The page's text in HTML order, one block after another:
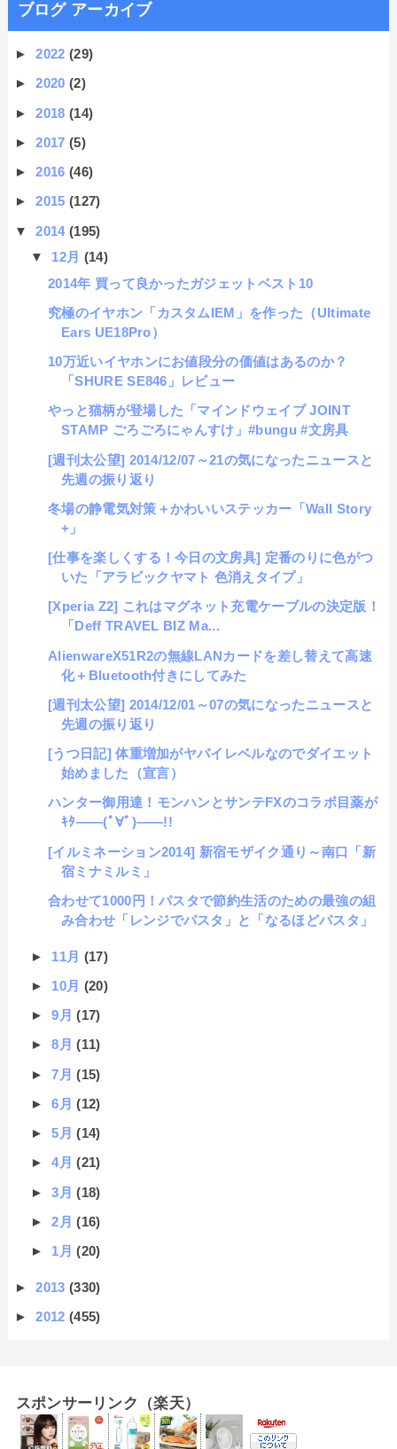
ブログ アーカイブ
►2022(29)
►2020(2)
►2018(14)
►2017(5)
►2016(46)
►2015(127)
▼2014(195)
▼ 12月 (14)
2014年 買って良かったガジェットベスト10
究極のイヤホン「カスタムIEM」を作った（Ultimate
Ears UE18Pro）
10万近いイヤホンにお値段分の価値はあるのか？
「SHURE SE846」レビュー
やっと猫柄が登場した「マインドウェイブ JOINT
STAMP ごろごろにゃんすけ」#bungu #文房具
[週刊太公望] 2014/12/07～21の気になったニュースと
先週の振り返り
冬場の静電気対策＋かわいいステッカー「Wall Story
+」
[仕事を楽しくする！今日の文房具] 定番のりに色がつ
いた「アラビックヤマト 色消えタイプ」
[Xperia Z2] これはマグネット充電ケーブルの決定版！
「Deff TRAVEL BIZ Ma...
AlienwareX51R2の無線LANカードを差し替えて高速
化＋Bluetooth付きにしてみた
[週刊太公望] 2014/12/01～07の気になったニュースと
先週の振り返り
[うつ日記] 体重増加がヤバイレベルなのでダイエット
始めました（宣言）
ハンター御用達！モンハンとサンテFXのコラボ目薬が
ｷﾀ――(ﾟ∀ﾟ)――!!
[イルミネーション2014] 新宿モザイク通り～南口「新
宿ミナミルミ」
合わせて1000円！パスタで節約生活のための最強の組
み合わせ「レンジでパスタ」と「なるほどパスタ」
► 11月 (17)
► 10月 (20)
►9月(17)
►8月(11)
►7月(15)
►6月(12)
►5月(14)
►4月(21)
►3月(18)
►2月(16)
► 1月(20)
►2013(330)
►2012(455)
スポンサーリンク（楽天）